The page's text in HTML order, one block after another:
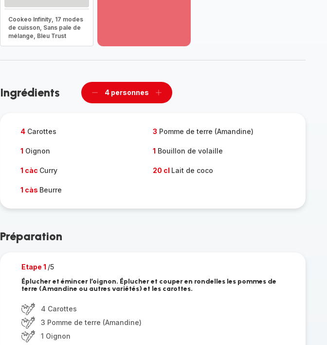
Cookeo Infinity, 17 modes
de cuisson, Sans pale de
mélange, Bleu Trust
gamme
Ingrédients
Supprimer
4 personnes
Ajouter
4Carottes 3 Pomme de terre (Amandine)
1 Oignon 1 Bouillon de volaille
1 càc Curry 20 cl Lait de coco
1 càs Beurre
Préparation
Etape 1 /5
Éplucher et émincer l’oignon. Éplucher et couper en rondelles les pommes de
terre (Amandine ou autres variétés) et les carottes.
4 Carottes
3 Pomme de terre (Amandine)
1 Oignon